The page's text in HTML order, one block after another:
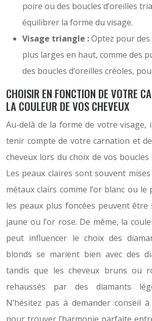
poire ou des boucles d’oreilles
équilibrer la forme du visage.
Visage triangle :Optez pour des
plus larges en haut, comme des
des boucles d’oreilles créoles,
CHOISIR EN FONCTION DE VOTRE
LA COULEUR DE VOS CHEVEUX
Au-delà de la forme de votre visage,
tenir compte de votre carnation et
cheveux lors du choix de vos boucles
Les peaux claires sont souvent
métaux clairs comme l’or blanc ou le
les peaux plus foncées peuvent être
jaune ou l’or rose. De même, la
peut influencer le choix des
blonds se marient bien avec des
tandis que les cheveux bruns ou
rehaussés par des diamants
N’hésitez pas à demander conseil